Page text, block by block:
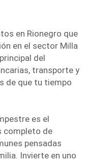
en Rionegro que
en el sector Milla
del
transporte y
de que tu tiempo
es el
completo de
pensadas
Invierte en uno